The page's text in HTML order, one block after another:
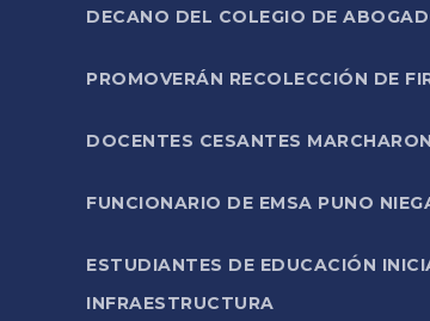
DECANO DEL COLEGIO DE
PROMOVERÁN RECOLECCIÓN DE
DOCENTES CESANTES
FUNCIONARIO DE EMSA PUNO
ESTUDIANTES DE EDUCACIÓN
INFRAESTRUCTURA